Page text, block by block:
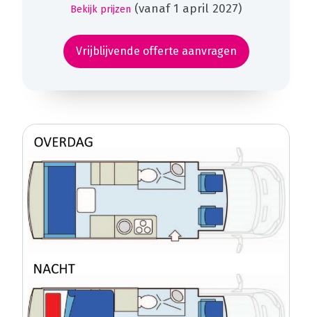
Bekijk prijzen (vanaf 1 april 2027)
Vrijblijvende offerte aanvragen